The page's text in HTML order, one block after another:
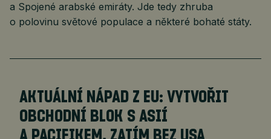
a Spojené arabské emiráty. Jde tedy zhruba
o polovinu světové populace a některé bohaté státy.
AKTUÁLNÍ NÁPAD Z EU: VYTVOŘIT
OBCHODNÍ BLOK S ASIÍ